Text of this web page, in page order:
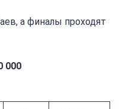
а финалы проходят
000